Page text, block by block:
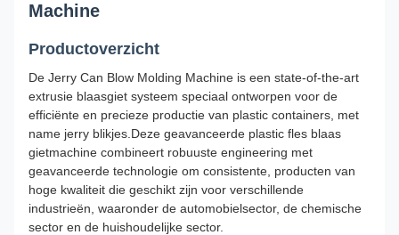
Machine
Productoverzicht
De Jerry Can Blow Molding Machine is een state-of-the-art
extrusie blaasgiet systeem speciaal ontworpen voor de
efficiënte en precieze productie van plastic containers, met
name jerry blikjes.Deze geavanceerde plastic fles blaas
gietmachine combineert robuuste engineering met
geavanceerde technologie om consistente, producten van
hoge kwaliteit die geschikt zijn voor verschillende
industrieën, waaronder de automobielsector, de chemische
sector en de huishoudelijke sector.